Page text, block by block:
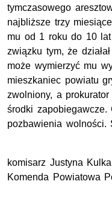
tymczasowego
najbliższe trzy
mu od 1 roku do 10
związku tym, że
może wymierzyć mu
mieszkaniec powiatu
zwolniony, a
środki
pozbawienia wolności.
komisarz Justyna Kulka
Komenda Powiatowa